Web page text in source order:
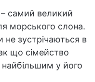
самий великий
морського слона.
не зустрічаються в
що сімейство
у його